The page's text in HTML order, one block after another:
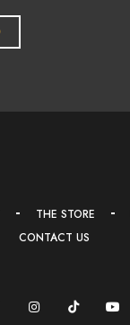
THE STORE
CONTACT US